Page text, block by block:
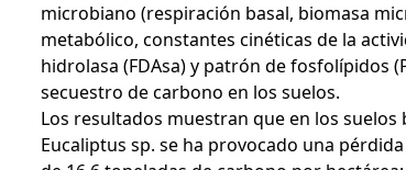
microbiano (respiración basal, biomasa
metabólico, constantes cinéticas de la
hidrolasa (FDAsa) y patrón de fosfolípidos
secuestro de carbono en los suelos.
Los resultados muestran que en los suelos
Eucaliptus sp. se ha provocado una